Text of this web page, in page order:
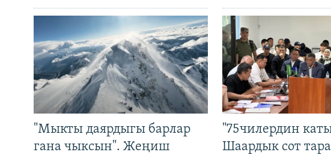
"Мыкты даярдыгы барлар
гана чыксын". Жеңиш
"75чилердин
Шаардык сот